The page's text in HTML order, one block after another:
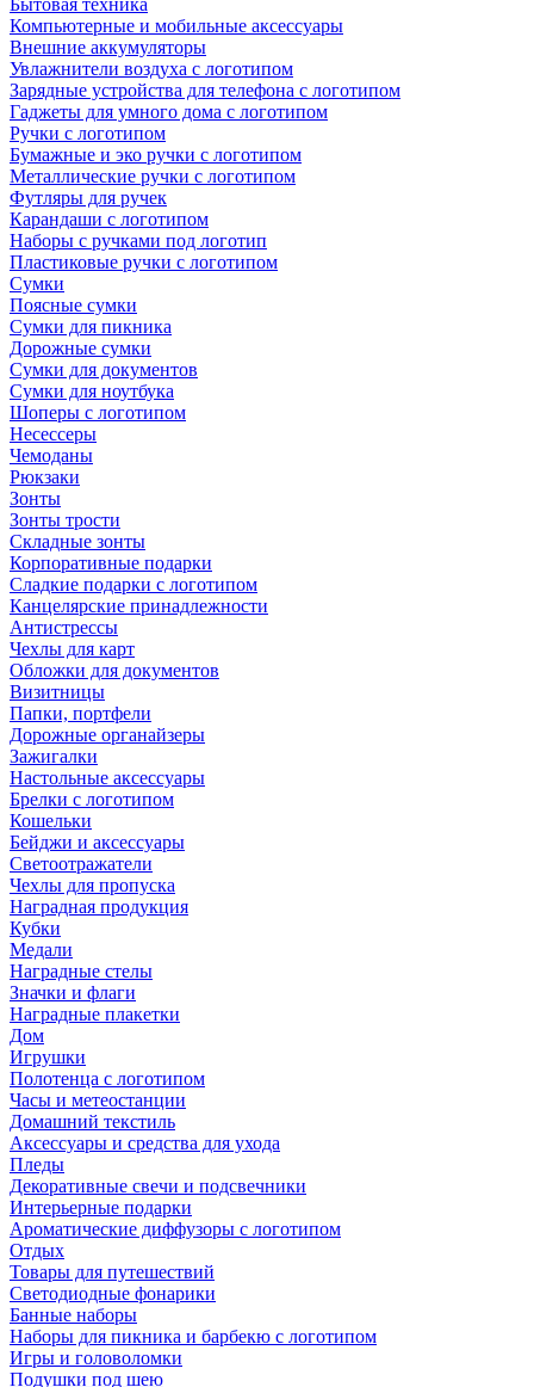
Бытовая техника
Компьютерные и мобильные аксессуары
Внешние аккумуляторы
Увлажнители воздуха с логотипом
Зарядные устройства для телефона с логотипом
Гаджеты для умного дома с логотипом
Ручки с логотипом
Бумажные и эко ручки с логотипом
Металлические ручки с логотипом
Футляры для ручек
Карандаши с логотипом
Наборы с ручками под логотип
Пластиковые ручки с логотипом
Сумки
Поясные сумки
Сумки для пикника
Дорожные сумки
Сумки для документов
Сумки для ноутбука
Шоперы с логотипом
Несессеры
Чемоданы
Рюкзаки
Зонты
Зонты трости
Складные зонты
Корпоративные подарки
Сладкие подарки с логотипом
Канцелярские принадлежности
Антистрессы
Чехлы для карт
Обложки для документов
Визитницы
Папки, портфели
Дорожные органайзеры
Зажигалки
Настольные аксессуары
Брелки с логотипом
Кошельки
Бейджи и аксессуары
Светоотражатели
Чехлы для пропуска
Наградная продукция
Кубки
Медали
Наградные стелы
Значки и флаги
Наградные плакетки
Дом
Игрушки
Полотенца с логотипом
Часы и метеостанции
Домашний текстиль
Аксессуары и средства для ухода
Пледы
Декоративные свечи и подсвечники
Интерьерные подарки
Ароматические диффузоры с логотипом
Отдых
Товары для путешествий
Светодиодные фонарики
Банные наборы
Наборы для пикника и барбекю с логотипом
Игры и головоломки
Подушки под шею